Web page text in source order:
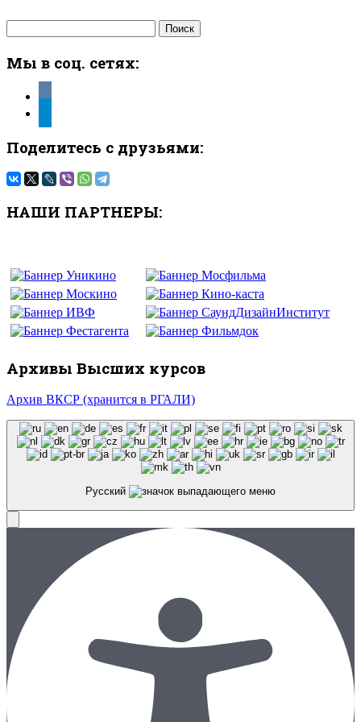
Мы в соц. сетях:
Поделитесь с друзьями:
НАШИ ПАРТНЕРЫ:
Архивы Высших курсов
Архив ВКСР (хранится в РГАЛИ)
Русский